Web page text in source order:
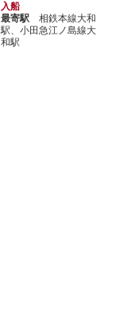
入船
最寄駅 相鉄本線大和
駅、小田急江ノ島線大
和駅